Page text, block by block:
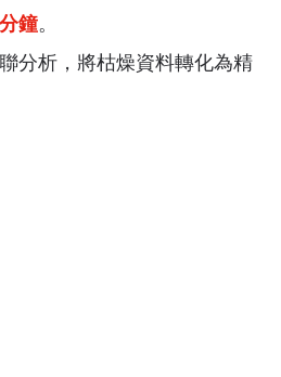
鐘。
分析，將枯燥資料轉化為精